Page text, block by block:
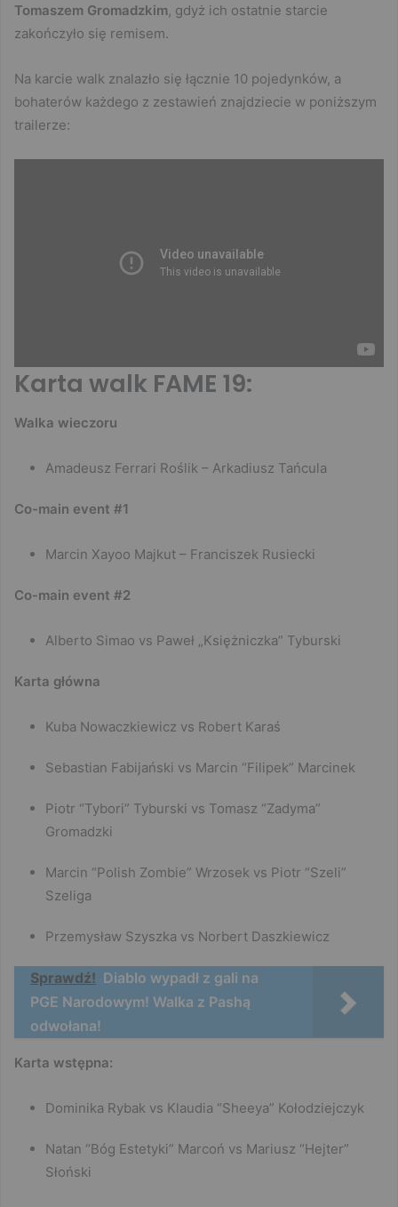
Tomaszem Gromadzkim, gdyż ich ostatnie starcie
zakończyło się remisem.
Na karcie walk znalazło się łącznie 10 pojedynków, a
bohaterów każdego z zestawień znajdziecie w poniższym
trailerze:
Karta walk FAME 19:
Walka wieczoru
Amadeusz Ferrari Roślik – Arkadiusz Tańcula
Co-main event #1
Marcin Xayoo Majkut – Franciszek Rusiecki
Co-main event #2
Alberto Simao vs Paweł „Księżniczka” Tyburski
Karta główna
Kuba Nowaczkiewicz vs Robert Karaś
Sebastian Fabijański vs Marcin “Filipek” Marcinek
Piotr “Tybori” Tyburski vs Tomasz “Zadyma”
Gromadzki
Marcin “Polish Zombie” Wrzosek vs Piotr “Szeli”
Szeliga
Przemysław Szyszka vs Norbert Daszkiewicz
Sprawdź! Diablo wypadł z gali na
PGE Narodowym! Walka z Pashą
odwołana!
Karta wstępna:
Dominika Rybak vs Klaudia “Sheeya” Kołodziejczyk
Natan “Bóg Estetyki” Marcoń vs Mariusz “Hejter”
Słoński